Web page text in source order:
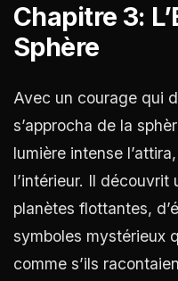
Chapitre 3:
Sphère
Avec un courage qui
s’approcha de la
lumière intense
l’intérieur. Il découvrit
planètes flottantes,
symboles mystérieux
comme s’ils